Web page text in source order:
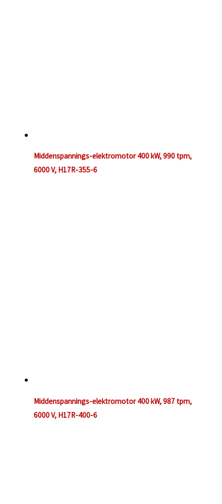
Middenspannings-elektromotor 400 kW, 990 tpm,
6000 V, H17R-355-6
Middenspannings-elektromotor 400 kW, 987 tpm,
6000 V, H17R-400-6